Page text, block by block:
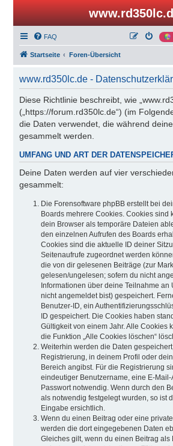
FAQ
Startseite Foren-Übersicht
www.rd350lc.de -
Diese Richtlinie beschreibt, wie
(„https://forum.rd350lc.de“) (im
die Daten verwendet, die während
gesammelt werden.
UMFANG UND ART DER
Deine Daten werden auf vier
gesammelt:
Die Forensoftware phpBB erstellt bei
Boards mehrere Cookies. Cookies sind
dein Browser als temporäre Dateien
den einzelnen Aufrufen des Boards
Cookies sind die aktuelle ID deiner
Seitenaufrufe zugeordnet werden
die von dir gelesenen Beiträge (zur
gelesen/ungelesen; sofern du nicht
Informationen über deine Teilnahme an
nicht angemeldet bist) gespeichert.
Benutzer-ID, ein
ID gespeichert. Die Cookies haben
Gültigkeit von einem Jahr. Alle Cookies
die Funktion „Alle Cookies löschen“
Weiterhin werden die Daten
Registrierung, in deinem Profil oder
Bereich angibst. Für die Registrierung
eindeutiger Benutzername, eine E-
Passwort notwendig. Wenn durch den
als notwendig festgelegt wurden, so ist
Eingabe ersichtlich.
Wenn du einen Beitrag oder eine
werden die dort eingegebenen Daten
Gleiches gilt, wenn du einen Beitrag als